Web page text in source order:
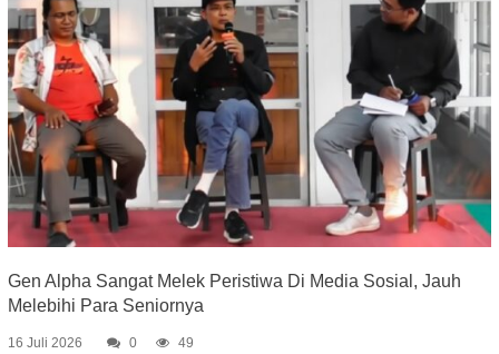
Gen Alpha Sangat Melek Peristiwa Di Media Sosial, Jauh
Melebihi Para Seniornya
16 Juli 2026 0 49